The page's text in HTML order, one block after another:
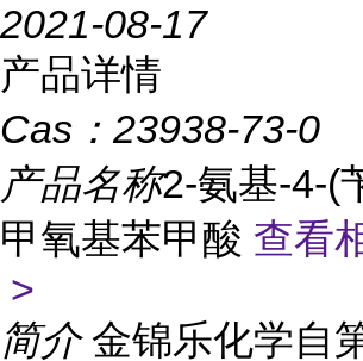
2021-08-17
产品详情
Cas： 23938-73-0
产品名称2-氨基-4-(
甲氧基苯甲酸 查看
>
简介 金锦乐化学自